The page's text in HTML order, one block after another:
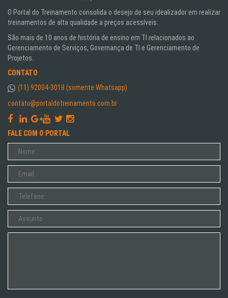
O Portal do Treinamento consolida o desejo de seu idealizador em realizar
treinamentos de alta qualidade a preços acessíveis.
São mais de 10 anos de história de ensino em TI relacionados ao
Gerenciamento de Serviços, Governança de TI e Gerenciamento de
Projetos.
CONTATO
(11) 92004-3018 (somente Whatsapp)
contato@portaldotreinamento.com.br
FALE COM O PORTAL